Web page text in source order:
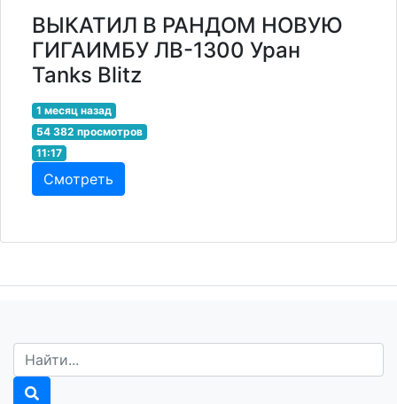
ВЫКАТИЛ В РАНДОМ НОВУЮ
ГИГАИМБУ ЛВ-1300 Уран
Tanks Blitz
1 месяц назад
54 382 просмотров
11:17
Смотреть